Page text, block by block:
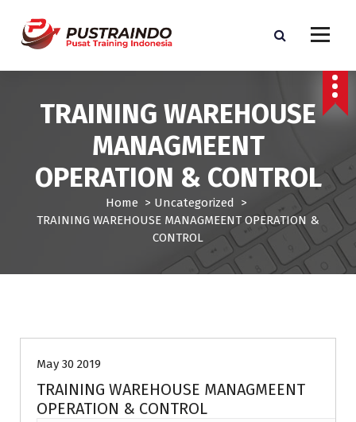
TRAINING WAREHOUSE
MANAGMEENT
OPERATION & CONTROL
Home > Uncategorized >
TRAINING WAREHOUSE MANAGMEENT OPERATION &
CONTROL
May 30 2019
TRAINING WAREHOUSE MANAGMEENT
OPERATION & CONTROL